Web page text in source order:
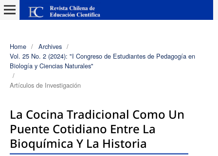
Home / Archives /
Vol. 25 No. 2 (2024): "I Congreso de Estudiantes de Pedagogía en
Biología y Ciencias Naturales"
/
Artículos de Investigación
La Cocina Tradicional Como Un
Puente Cotidiano Entre La
Bioquímica Y La Historia